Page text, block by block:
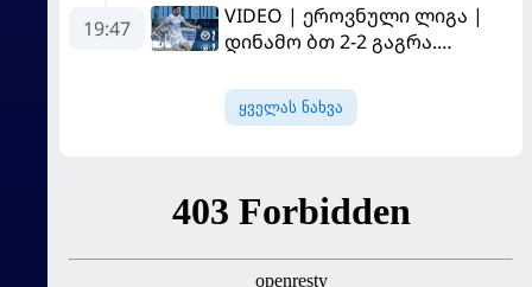
"გალათასარაის" მოუგო
19:47
VIDEO | ეროვნული ლიგა |
დინამო ბთ 2-2 გაგრა.
ყველას ნახვა